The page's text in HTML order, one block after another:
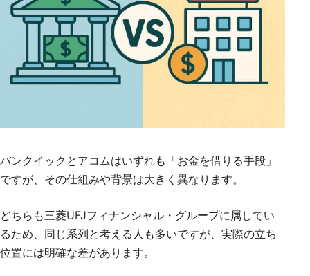
バンクイックとアコムはいずれも「お金を借りる手段」
ですが、その仕組みや背景は大きく異なります。
どちらも三菱UFJフィナンシャル・グループに属してい
るため、同じ系列と考える人も多いですが、実際の立ち
位置には明確な差があります。